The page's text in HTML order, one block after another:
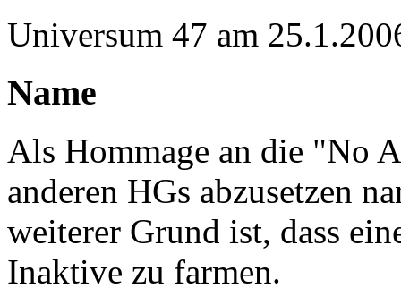
Universum 47 am
Name
Als Hommage an die "No
anderen HGs abzusetzen
weiterer Grund ist, dass
Inaktive zu farmen.